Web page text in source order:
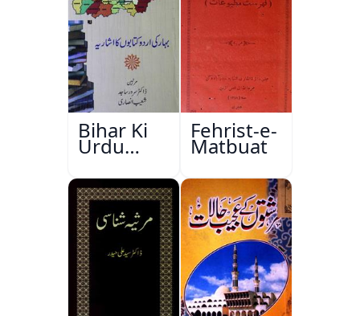
Bihar Ki
Urdu
Kitabon
Ka
Ishariya
Fehrist-e-
Matbuat